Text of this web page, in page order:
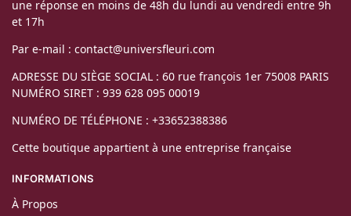
une réponse en moins de 48h du lundi au vendredi entre 9h
et 17h
Par e-mail : contact@universfleuri.com
ADRESSE DU SIÈGE SOCIAL : 60 rue françois 1er 75008 PARIS
NUMÉRO SIRET : 939 628 095 00019
NUMÉRO DE TÉLÉPHONE : +33652388386
Cette boutique appartient à une entreprise française
INFORMATIONS
À Propos